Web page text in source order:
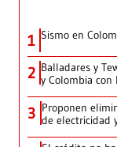
1 Sismo en
2 Balladares y
y Colombia con
3 Proponen
de electricidad